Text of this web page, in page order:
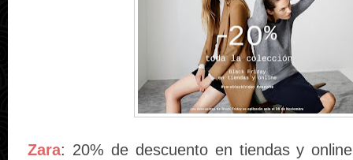
Zara: 20% de descuento en tiendas y